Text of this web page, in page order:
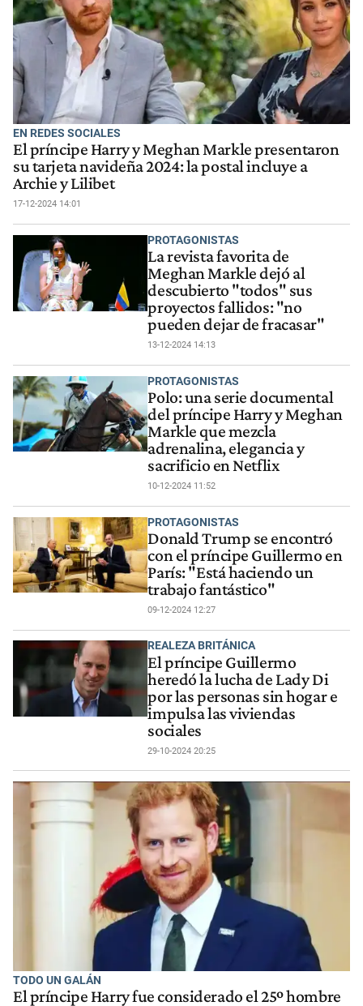
EN REDES SOCIALES
El príncipe Harry y Meghan Markle presentaron
su tarjeta navideña 2024: la postal incluye a
Archie y Lilibet
17-12-2024 14:01
PROTAGONISTAS
La revista favorita de
Meghan Markle dejó al
descubierto "todos" sus
proyectos fallidos: "no
pueden dejar de fracasar"
13-12-2024 14:13
PROTAGONISTAS
Polo: una serie documental
del príncipe Harry y Meghan
Markle que mezcla
adrenalina, elegancia y
sacrificio en Netflix
10-12-2024 11:52
PROTAGONISTAS
Donald Trump se encontró
con el príncipe Guillermo en
París: "Está haciendo un
trabajo fantástico"
09-12-2024 12:27
REALEZA BRITÁNICA
El príncipe Guillermo
heredó la lucha de Lady Di
por las personas sin hogar e
impulsa las viviendas
sociales
29-10-2024 20:25
TODO UN GALÁN
El príncipe Harry fue considerado el 25º hombre